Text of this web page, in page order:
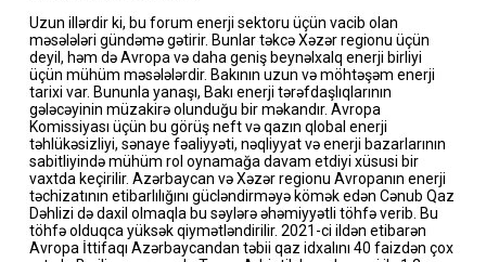
Uzun illərdir ki, bu forum enerji sektoru üçün vacib olan
məsələləri gündəmə gətirir. Bunlar təkcə Xəzər regionu üçün
deyil, həm də Avropa və daha geniş beynəlxalq enerji birliyi
üçün mühüm məsələlərdir. Bakının uzun və möhtəşəm enerji
tarixi var. Bununla yanaşı, Bakı enerji tərəfdaşlıqlarının
gələcəyinin müzakirə olunduğu bir məkandır. Avropa
Komissiyası üçün bu görüş neft və qazın qlobal enerji
təhlükəsizliyi, sənaye fəaliyyəti, nəqliyyat və enerji bazarlarının
sabitliyində mühüm rol oynamağa davam etdiyi xüsusi bir
vaxtda keçirilir. Azərbaycan və Xəzər regionu Avropanın enerji
təchizatının etibarlılığını gücləndirməyə kömək edən Cənub Qaz
Dəhlizi də daxil olmaqla bu səylərə əhəmiyyətli töhfə verib. Bu
töhfə olduqca yüksək qiymətləndirilir. 2021-ci ildən etibarən
Avropa İttifaqı Azərbaycandan təbii qaz idxalını 40 faizdən çox